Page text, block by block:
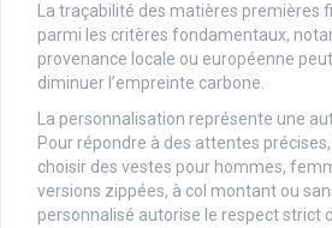
La traçabilité des matières premières
parmi les critères fondamentaux,
provenance locale ou européenne
diminuer l’empreinte carbone.
La personnalisation représente une
Pour répondre à des attentes
choisir des vestes pour hommes,
versions zippées, à col montant ou
personnalisé autorise le respect strict